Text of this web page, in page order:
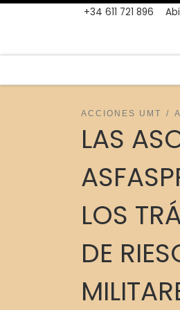
+34 611 721 896
ACCIONES UMT
LAS
LOS
DE